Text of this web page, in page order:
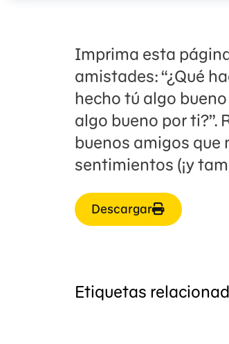
Imprima esta
amistades: “¿Qué
hecho tú algo
algo bueno por ti?”.
buenos amigos que
sentimientos (¡y
Descargar
Etiquetas